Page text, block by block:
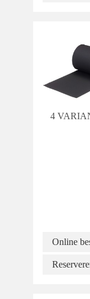
4
Online